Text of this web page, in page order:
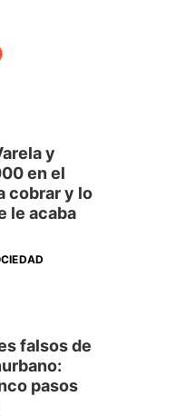
y
en el
cobrar y lo
le acaba
falsos de
pasos